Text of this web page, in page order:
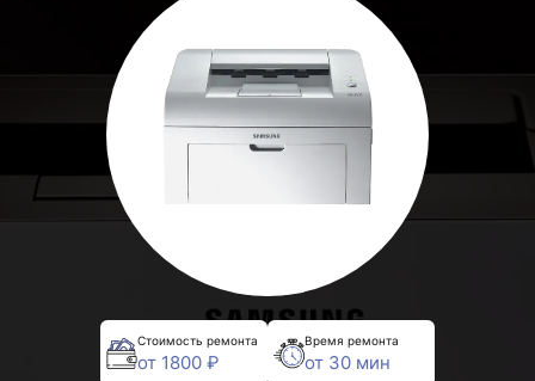
Стоимость ремонта
от 1800 ₽
Время ремонта
от 30 мин